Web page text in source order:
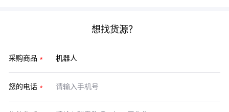
想找货源？
采购商品
您的电话